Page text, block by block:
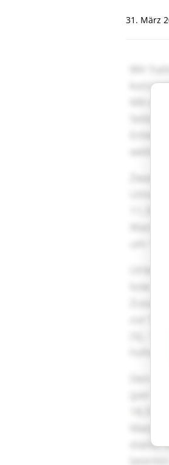
31. März